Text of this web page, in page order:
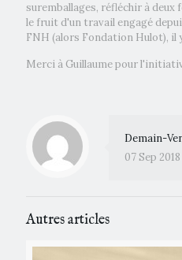
suremballages, réfléchir à
le fruit d'un travail engagé
FNH (alors Fondation Hulot), il
Merci à Guillaume pour
Demain-
07 Sep 2018
Autres articles